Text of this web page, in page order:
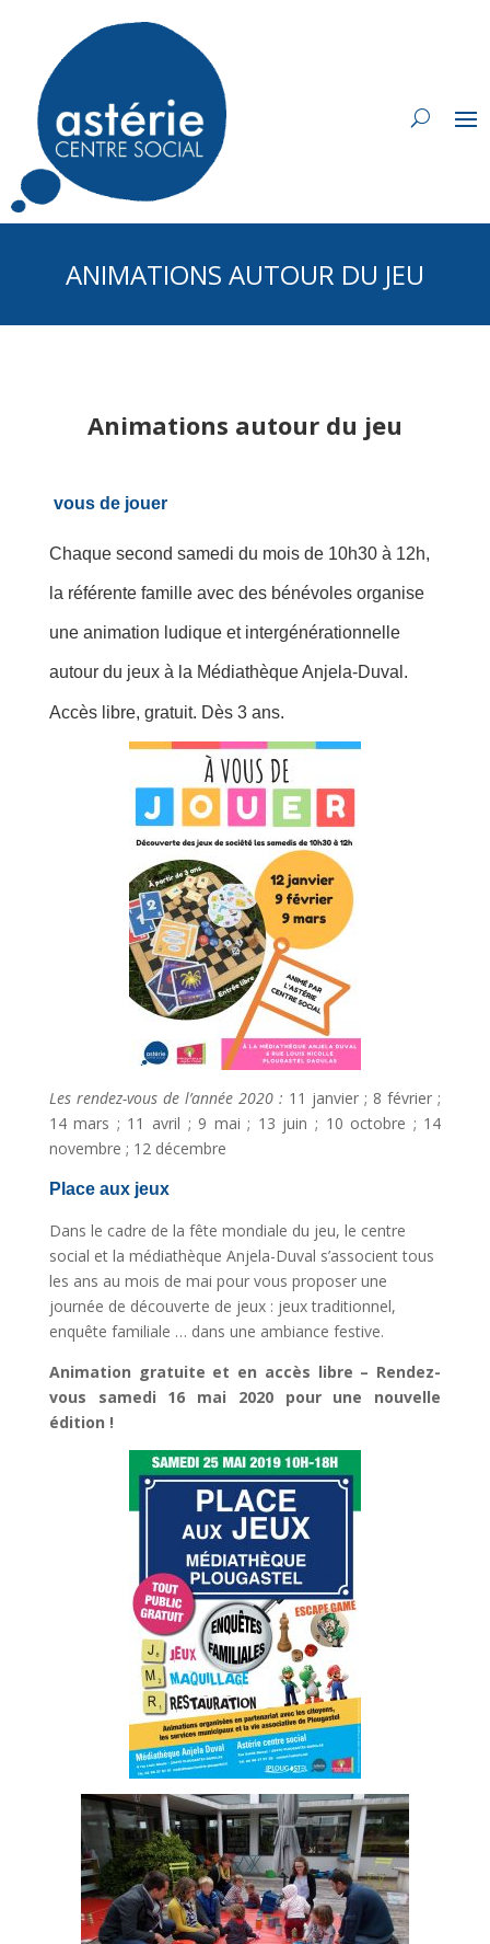
ANIMATIONS AUTOUR DU JEU
Animations autour du jeu
vous de jouer
Chaque second samedi du mois de 10h30 à 12h,
la référente famille avec des bénévoles organise
une animation ludique et intergénérationnelle
autour du jeux à la Médiathèque Anjela-Duval.
Accès libre, gratuit. Dès 3 ans.
Les rendez-vous de l’année 2020 : 11 janvier ; 8 février ;
14 mars ; 11 avril ; 9 mai ; 13 juin ; 10 octobre ; 14
novembre ; 12 décembre
Place aux jeux
Dans le cadre de la fête mondiale du jeu, le centre
social et la médiathèque Anjela-Duval s’associent tous
les ans au mois de mai pour vous proposer une
journée de découverte de jeux : jeux traditionnel,
enquête familiale … dans une ambiance festive.
Animation gratuite et en accès libre – Rendez-
vous samedi 16 mai 2020 pour une nouvelle
édition !